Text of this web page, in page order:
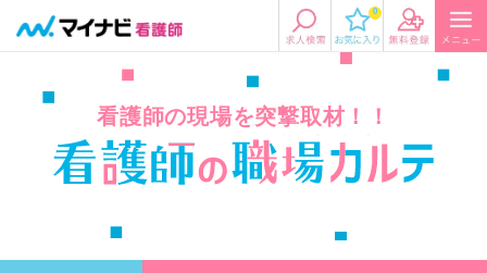
0
看護師の現場を突撃取材！！